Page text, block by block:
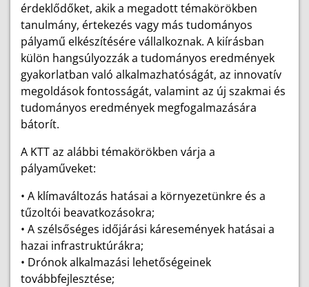
érdeklődőket, akik a megadott témakörökben
tanulmány, értekezés vagy más tudományos
pályamű elkészítésére vállalkoznak. A kiírásban
külön hangsúlyozzák a tudományos eredmények
gyakorlatban való alkalmazhatóságát, az innovatív
megoldások fontosságát, valamint az új szakmai és
tudományos eredmények megfogalmazására
bátorít.
A KTT az alábbi témakörökben várja a
pályaműveket:
• A klímaváltozás hatásai a környezetünkre és a
tűzoltói beavatkozásokra;
• A szélsőséges időjárási káresemények hatásai a
hazai infrastruktúrákra;
• Drónok alkalmazási lehetőségeinek
továbbfejlesztése;